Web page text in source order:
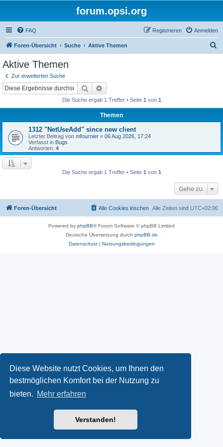
Diese Website nutzt Cookies, um Ihnen den
bestmöglichen Komfort bei der Nutzung zu
bieten. Mehr erfahren
Verstanden!
forum.opsi.org
FAQ Anmelden
Registrieren
Foren-Übersicht Suche Aktive Themen
Aktive Themen
Zur erweiterten Suche
Suche
Die Suche ergab 1 Treffer • Seite 1 von 1
Themen
1312 "NetUseAdd" since new client
Letzter Beitrag von mfournier « 06 Aug 2026, 17:24
Verfasst in Bugs
Antworten: 4
Die Suche ergab 1 Treffer • Seite 1 von 1
Gehe zu
Foren-Übersicht Alle Zeiten sind UTC+02:00
Alle Cookies löschen
Powered by phpBB® Forum Software © phpBB Limited
Deutsche Übersetzung durch phpBB.de
Datenschutz| Nutzungsbedingungen